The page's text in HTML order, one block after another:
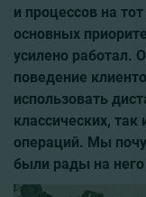
и процессов на
основных
усилено работал.
поведение
использовать
классических,
операций. Мы
были рады на него